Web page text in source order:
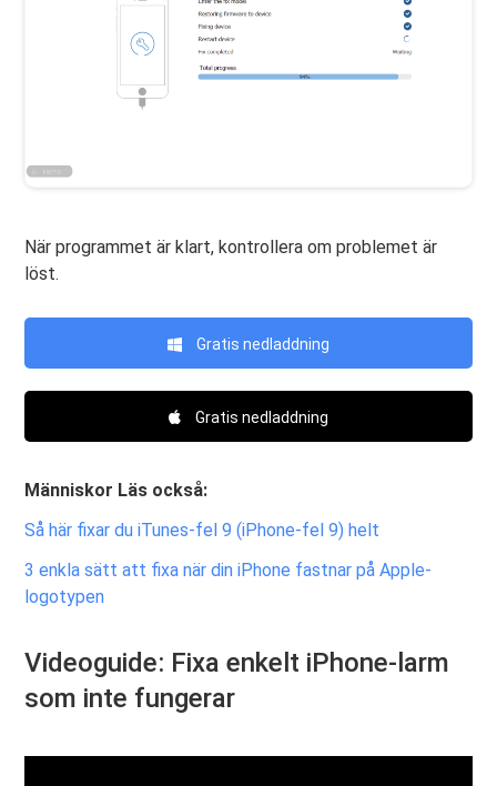
När programmet är klart, kontrollera om problemet är
löst.
Gratis nedladdning
Gratis nedladdning
Människor Läs också:
Så här fixar du iTunes-fel 9 (iPhone-fel 9) helt
3 enkla sätt att fixa när din iPhone fastnar på Apple-
logotypen
Videoguide: Fixa enkelt iPhone-larm
som inte fungerar